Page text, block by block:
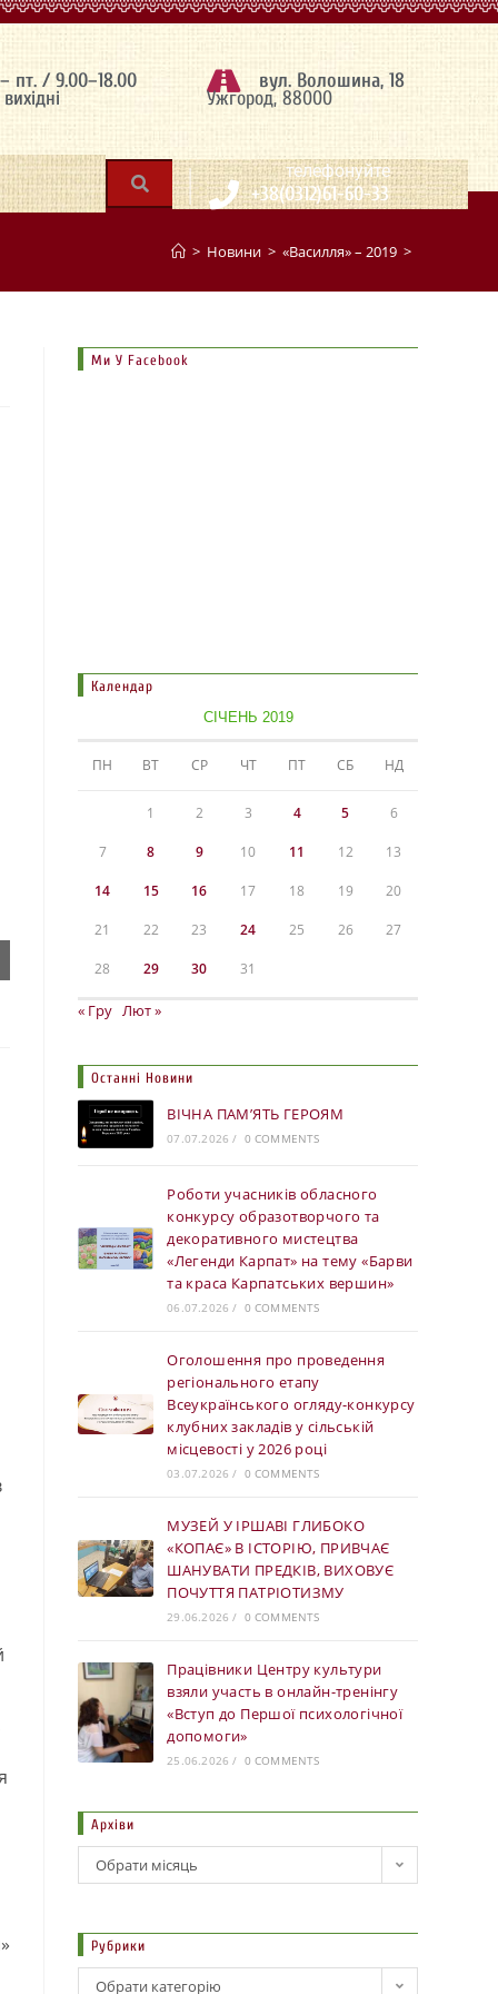
пт. / 9.00–18.00 вул. Волошина, 18
Ужгород, 88000
| телефонуйте
+38(0312)61-60-33
> Новини > «Василля» – 2019 >
Ми У Facebook
Календар
СІЧЕНЬ 2019
ПН ВТ СР ЧТ ПТ СБ НД
1 2 3 4 5 6
7 8 9 10 11 12 13
14 15 16 17 18 19 20
21 22 23 24 25 26 27
28 29 30 31
« Гру Лют »
Останні Новини
ВІЧНА ПАМ’ЯТЬ ГЕРОЯМ
07.07.2026 / 0 COMMENTS
Роботи учасників обласного
конкурсу образотворчого та
декоративного мистецтва
«Легенди Карпат» на тему «Барви
та краса Карпатських вершин»
06.07.2026 / 0 COMMENTS
Оголошення про проведення
регіонального етапу
Всеукраїнського огляду-конкурсу
клубних закладів у сільській
місцевості у 2026 році
03.07.2026 / 0 COMMENTS
МУЗЕЙ У ІРШАВІ ГЛИБОКО
«КОПАЄ» В ІСТОРІЮ, ПРИВЧАЄ
ШАНУВАТИ ПРЕДКІВ, ВИХОВУЄ
ПОЧУТТЯ ПАТРІОТИЗМУ
29.06.2026 / 0 COMMENTS
Працівники Центру культури
взяли участь в онлайн-тренінгу
«Вступ до Першої психологічної
допомоги»
25.06.2026 / 0 COMMENTS
Архіви
Обрати місяць
Рубрики
Обрати категорію